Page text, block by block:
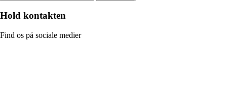
Hold kontakten
Find os på sociale medier